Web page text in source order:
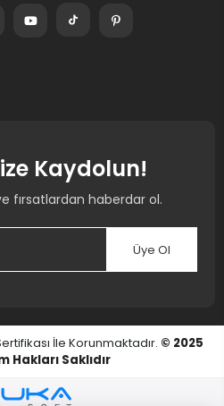
Kaydolun!
fırsatlardan haberdar ol.
Üye Ol
İle Korunmaktadır. © 2025
Hakları Saklıdır